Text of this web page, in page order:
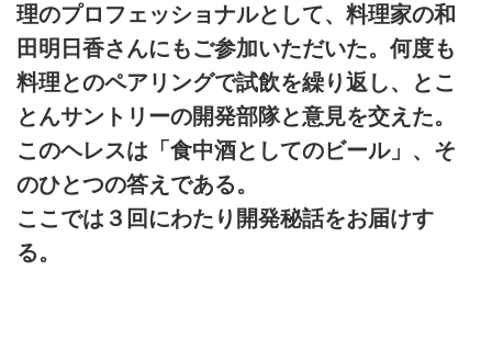
理のプロフェッショナルとして、料理家の和
田明日香さんにもご参加いただいた。何度も
料理とのペアリングで試飲を繰り返し、とこ
とんサントリーの開発部隊と意見を交えた。
このヘレスは「食中酒としてのビール」、そ
のひとつの答えである。
ここでは３回にわたり開発秘話をお届けす
る。